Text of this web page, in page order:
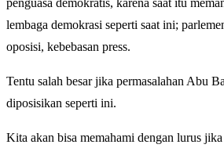
lembaga demokrasi seperti saat ini;
oposisi, kebebasan press.
Tentu salah besar jika permasalahan Abu
diposisikan seperti ini.
Kita akan bisa memahami dengan lurus